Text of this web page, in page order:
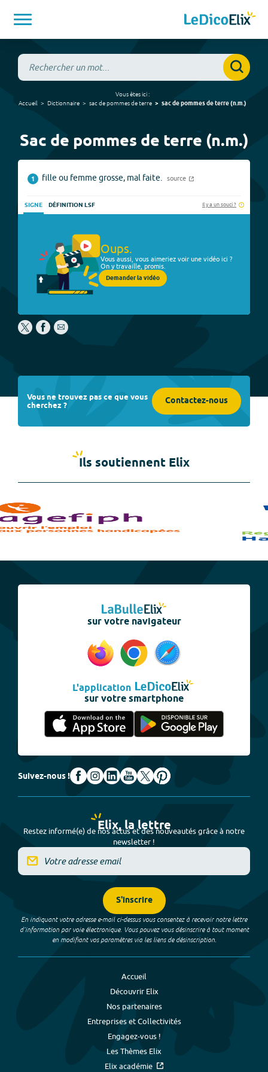
Vous êtes ici :
Accueil
Dictionnaire sac de pommes de terre sac de pommes de terre(n.m.)
Sac de pommes de terre (n.m.)
1 fille ou femme grosse, mal faite. source
SIGNE DÉFINITION LSF Il y a un souci ?
Oups.
Vous aussi, vous aimeriez voir une vidéo ici ?
On y travaille, promis.
Demander la vidéo
Vous ne trouvez pas ce que vous
cherchez ? Contactez-nous
Ils soutiennent Elix
sur votre navigateur
L'application
sur votre smartphone
Suivez-nous !
Elix, la lettre
Restez informé(e) de nos actus et des nouveautés grâce à notre
newsletter !
S'inscrire
En indiquant votre adresse e-mail ci-dessus vous consentez à recevoir notre lettre
d’information par voie électronique. Vous pouvez vous désinscrire à tout moment
en modifiant vos paramètres via les liens de désinscription.
Accueil
Découvrir Elix
Nos partenaires
Entreprises et Collectivités
Engagez-vous !
Les Thèmes Elix
Elix académie